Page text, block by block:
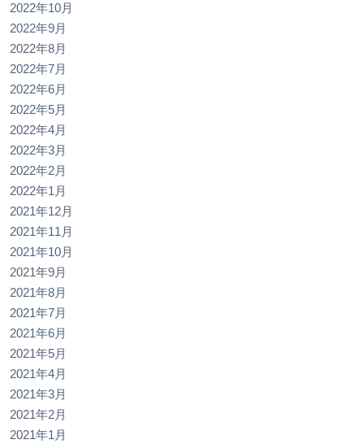
2022年10月
2022年9月
2022年8月
2022年7月
2022年6月
2022年5月
2022年4月
2022年3月
2022年2月
2022年1月
2021年12月
2021年11月
2021年10月
2021年9月
2021年8月
2021年7月
2021年6月
2021年5月
2021年4月
2021年3月
2021年2月
2021年1月